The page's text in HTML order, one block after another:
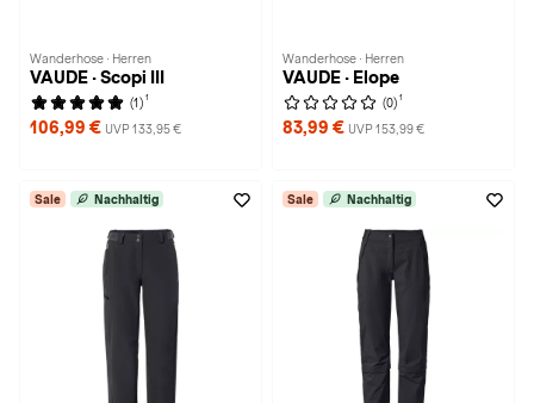
Wanderhose · Herren
VAUDE · Scopi III
(1) 1
106,99 € UVP 133,95 €
Wanderhose · Herren
VAUDE · Elope
(0) 1
83,99 € UVP 153,99 €
Sale Nachhaltig Sale Nachhaltig